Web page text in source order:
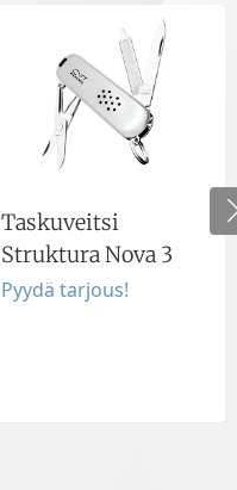
Taskuveitsi
Struktura Nova 3
Pyydä tarjous!